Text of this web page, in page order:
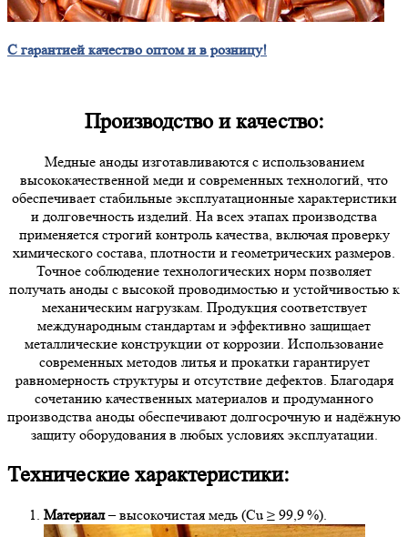
С гарантией качество оптом и в розницу!
Производство и качество:
Медные аноды изготавливаются с использованием
высококачественной меди и современных технологий, что
обеспечивает стабильные эксплуатационные характеристики
и долговечность изделий. На всех этапах производства
применяется строгий контроль качества, включая проверку
химического состава, плотности и геометрических размеров.
Точное соблюдение технологических норм позволяет
получать аноды с высокой проводимостью и устойчивостью к
механическим нагрузкам. Продукция соответствует
международным стандартам и эффективно защищает
металлические конструкции от коррозии. Использование
современных методов литья и прокатки гарантирует
равномерность структуры и отсутствие дефектов. Благодаря
сочетанию качественных материалов и продуманного
производства аноды обеспечивают долгосрочную и надёжную
защиту оборудования в любых условиях эксплуатации.
Технические характеристики:
Материал– высокочистая медь (Cu ≥ 99,9 %).